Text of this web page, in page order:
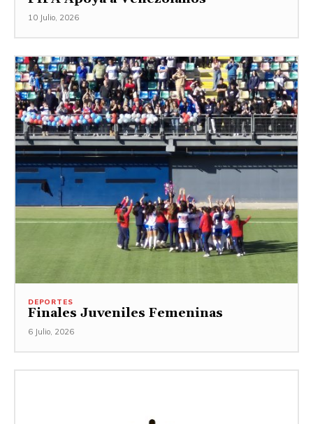
10 Julio, 2026
DEPORTES
Finales Juveniles Femeninas
6 Julio, 2026